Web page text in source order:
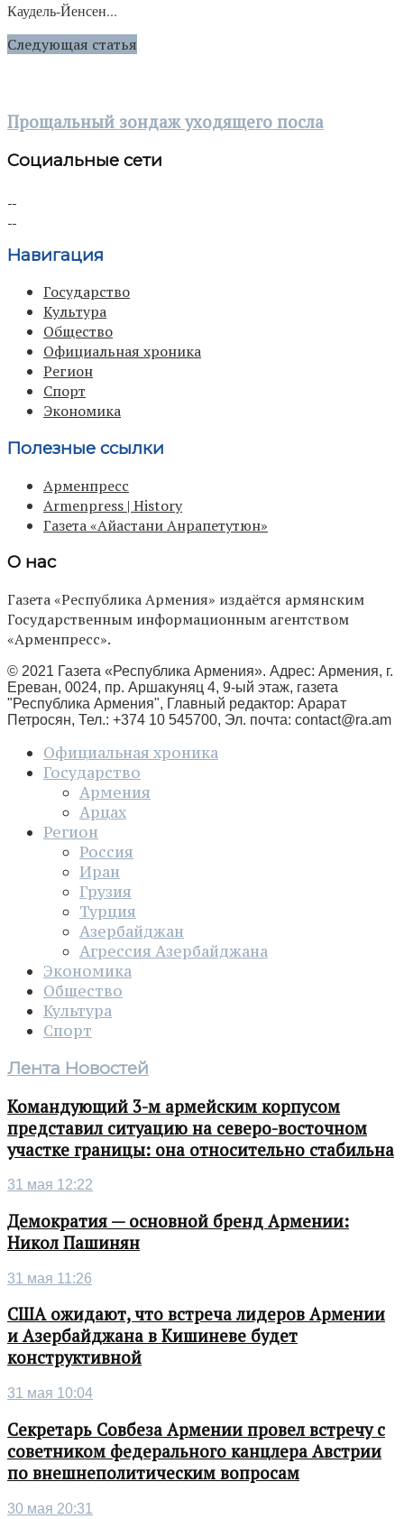
Каудель-Йенсен...
Следующая статья
Прощальный зондаж уходящего посла
Социальные сети
Навигация
Государство
Культура
Общество
Официальная хроника
Регион
Спорт
Экономика
Полезные ссылки
Арменпресс
Armenpress | History
Газета «Айастани Анрапетутюн»
О нас
Газета «Республика Армения» издаётся армянским
Государственным информационным агентством
«Арменпресс».
© 2021 Газета «Республика Армения». Адрес: Армения, г.
Ереван, 0024, пр. Аршакуняц 4, 9-ый этаж, газета
"Республика Армения", Главный редактор: Арарат
Петросян, Тел.: +374 10 545700, Эл. почта: contact@ra.am
Официальная хроника
Государство
Армения
Арцах
Регион
Россия
Иран
Грузия
Турция
Азербайджан
Агрессия Азербайджана
Экономика
Общество
Культура
Спорт
Лента Новостей
Командующий 3-м армейским корпусом
представил ситуацию на северо-восточном
участке границы: она относительно стабильна
31 мая 12:22
Демократия — основной бренд Армении:
Никол Пашинян
31 мая 11:26
США ожидают, что встреча лидеров Армении
и Азербайджана в Кишиневе будет
конструктивной
31 мая 10:04
Секретарь Совбеза Армении провел встречу с
советником федерального канцлера Австрии
по внешнеполитическим вопросам
30 мая 20:31